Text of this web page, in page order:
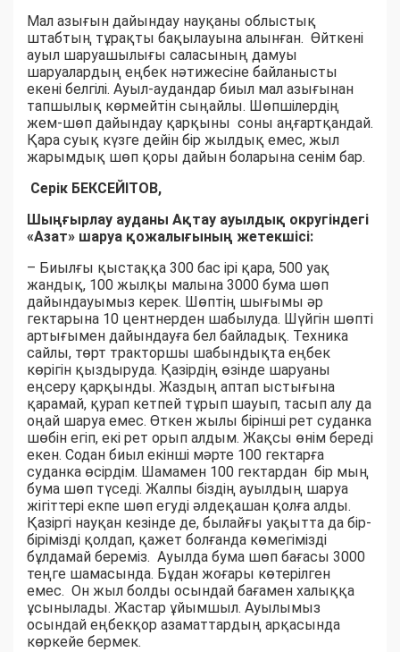
Мал азығын дайындау науқаны облыстық
штабтың тұрақты бақылауына алынған. Өйткені
ауыл шаруашылығы саласының дамуы
шаруалардың еңбек нәтижесіне байланысты
екені белгілі. Ауыл-аудандар биыл мал азығынан
тапшылық көрмейтін сыңайлы. Шөпшілердің
жем-шөп дайындау қарқыны соны аңғартқандай.
Қара суық күзге дейін бір жылдық емес, жыл
жарымдық шөп қоры дайын боларына сенім бар.
Серік БЕКСЕЙІТОВ,
Шыңғырлау ауданы Ақтау ауылдық округіндегі
«Азат» шаруа қожалығының жетекшісі:
– Биылғы қыстаққа 300 бас ірі қара, 500 уақ
жандық, 100 жылқы малына 3000 бума шөп
дайындауымыз керек. Шөптің шығымы әр
гектарына 10 центнерден шабылуда. Шүйгін шөпті
артығымен дайындауға бел байладық. Техника
сайлы, төрт тракторшы шабындықта еңбек
көрігін қыздыруда. Қазірдің өзінде шаруаны
еңсеру қарқынды. Жаздың аптап ыстығына
қарамай, қурап кетпей тұрып шауып, тасып алу да
оңай шаруа емес. Өткен жылы бірінші рет суданка
шөбін егіп, екі рет орып алдым. Жақсы өнім береді
екен. Содан биыл екінші мәрте 100 гектарға
суданка өсірдім. Шамамен 100 гектардан бір мың
бума шөп түседі. Жалпы біздің ауылдың шаруа
жігіттері екпе шөп егуді әлдеқашан қолға алды.
Қазіргі науқан кезінде де, былайғы уақытта да бір-
бірімізді қолдап, қажет болғанда көмегімізді
бұлдамай береміз. Ауылда бума шөп бағасы 3000
теңге шамасында. Бұдан жоғары көтерілген
емес. Он жыл болды осындай бағамен халыққа
ұсынылады. Жастар ұйымшыл. Ауылымыз
осындай еңбекқор азаматтардың арқасында
көркейе бермек.